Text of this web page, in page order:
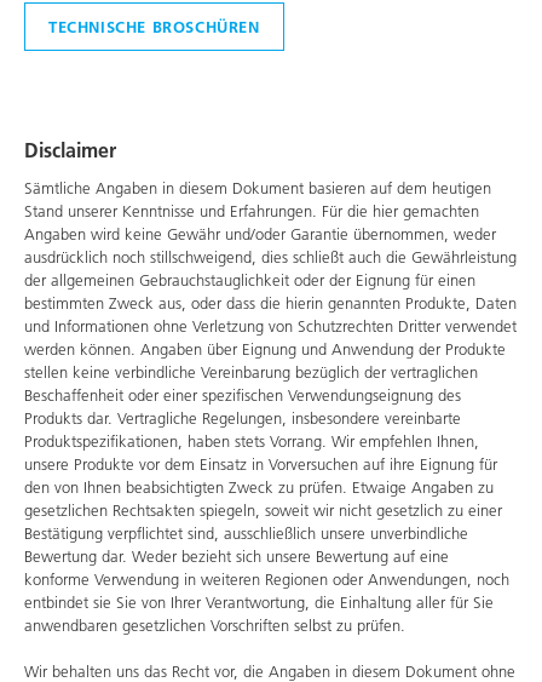
TECHNISCHE BROSCHÜREN
Disclaimer
Sämtliche Angaben in diesem Dokument basieren auf dem heutigen
Stand unserer Kenntnisse und Erfahrungen. Für die hier gemachten
Angaben wird keine Gewähr und/oder Garantie übernommen, weder
ausdrücklich noch stillschweigend, dies schließt auch die Gewährleistung
der allgemeinen Gebrauchstauglichkeit oder der Eignung für einen
bestimmten Zweck aus, oder dass die hierin genannten Produkte, Daten
und Informationen ohne Verletzung von Schutzrechten Dritter verwendet
werden können. Angaben über Eignung und Anwendung der Produkte
stellen keine verbindliche Vereinbarung bezüglich der vertraglichen
Beschaffenheit oder einer spezifischen Verwendungseignung des
Produkts dar. Vertragliche Regelungen, insbesondere vereinbarte
Produktspezifikationen, haben stets Vorrang. Wir empfehlen Ihnen,
unsere Produkte vor dem Einsatz in Vorversuchen auf ihre Eignung für
den von Ihnen beabsichtigten Zweck zu prüfen. Etwaige Angaben zu
gesetzlichen Rechtsakten spiegeln, soweit wir nicht gesetzlich zu einer
Bestätigung verpflichtet sind, ausschließlich unsere unverbindliche
Bewertung dar. Weder bezieht sich unsere Bewertung auf eine
konforme Verwendung in weiteren Regionen oder Anwendungen, noch
entbindet sie Sie von Ihrer Verantwortung, die Einhaltung aller für Sie
anwendbaren gesetzlichen Vorschriften selbst zu prüfen.
Wir behalten uns das Recht vor, die Angaben in diesem Dokument ohne